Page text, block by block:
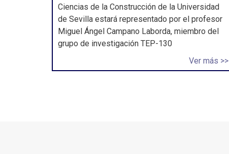
Ciencias de la Construcción de la Universidad
de Sevilla estará representado por el profesor
Miguel Ángel Campano Laborda, miembro del
grupo de investigación TEP-130
Ver más >>